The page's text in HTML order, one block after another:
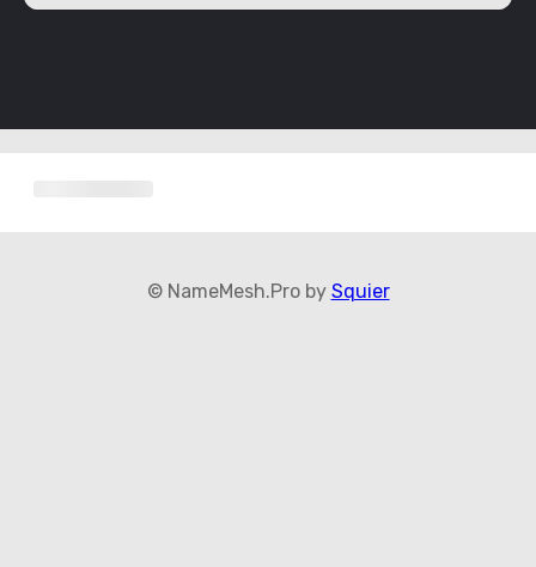
© NameMesh.Pro by Squier